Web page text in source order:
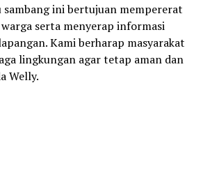
sambang ini bertujuan mempererat
serta menyerap informasi
Kami berharap masyarakat
lingkungan agar tetap aman dan
Welly.